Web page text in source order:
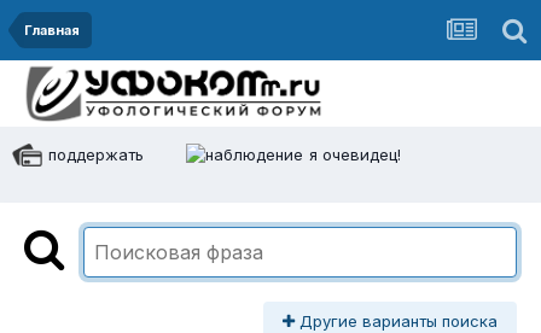
Главная
поддержать я очевидец!
Другие варианты поиска